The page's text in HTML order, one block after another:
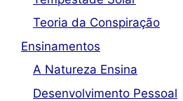
Teoria da Conspiração
Ensinamentos
A Natureza Ensina
Desenvolvimento Pessoal